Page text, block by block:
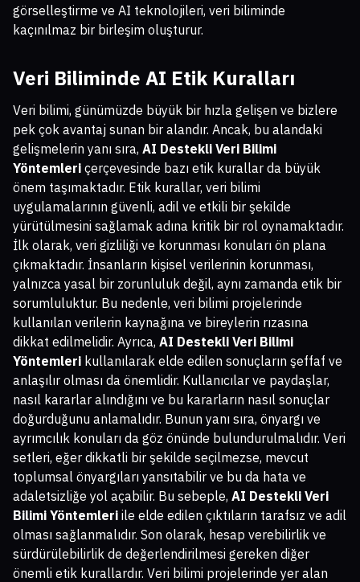
görselleştirme ve AI teknolojileri, veri biliminde
kaçınılmaz bir birleşim oluşturur.
Veri Biliminde AI Etik Kuralları
Veri bilimi, günümüzde büyük bir hızla gelişen ve bizlere
pek çok avantaj sunan bir alandır. Ancak, bu alandaki
gelişmelerin yanı sıra, AI Destekli Veri Bilimi
Yöntemleri çerçevesinde bazı etik kurallar da büyük
önem taşımaktadır. Etik kurallar, veri bilimi
uygulamalarının güvenli, adil ve etkili bir şekilde
yürütülmesini sağlamak adına kritik bir rol oynamaktadır.
İlk olarak, veri gizliliği ve korunması konuları ön plana
çıkmaktadır. İnsanların kişisel verilerinin korunması,
yalnızca yasal bir zorunluluk değil, aynı zamanda etik bir
sorumluluktur. Bu nedenle, veri bilimi projelerinde
kullanılan verilerin kaynağına ve bireylerin rızasına
dikkat edilmelidir. Ayrıca, AI Destekli Veri Bilimi
Yöntemleri kullanılarak elde edilen sonuçların şeffaf ve
anlaşılır olması da önemlidir. Kullanıcılar ve paydaşlar,
nasıl kararlar alındığını ve bu kararların nasıl sonuçlar
doğurduğunu anlamalıdır. Bunun yanı sıra, önyargı ve
ayrımcılık konuları da göz önünde bulundurulmalıdır. Veri
setleri, eğer dikkatli bir şekilde seçilmezse, mevcut
toplumsal önyargıları yansıtabilir ve bu da hata ve
adaletsizliğe yol açabilir. Bu sebeple, AI Destekli Veri
Bilimi Yöntemleri ile elde edilen çıktıların tarafsız ve adil
olması sağlanmalıdır. Son olarak, hesap verebilirlik ve
sürdürülebilirlik de değerlendirilmesi gereken diğer
önemli etik kurallardır. Veri bilimi projelerinde yer alan